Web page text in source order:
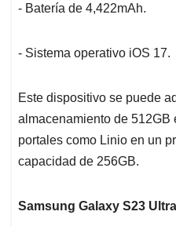
- Batería de 4,422mAh.
- Sistema operativo iOS 17.
Este dispositivo se puede
almacenamiento de 512GB
portales como Linio en un
capacidad de 256GB.
Samsung Galaxy S23 Ultra